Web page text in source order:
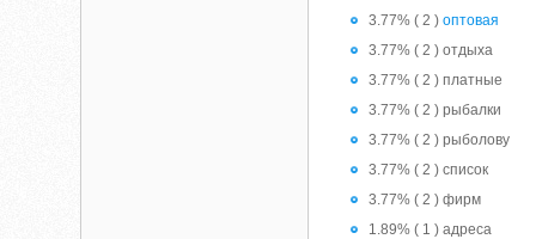
3.77% ( 2 )оптовая
3.77% ( 2 ) отдыха
3.77% ( 2 ) платные
3.77% ( 2 ) рыбалки
3.77% ( 2 ) рыболову
3.77% ( 2 ) список
3.77% ( 2 ) фирм
1.89% ( 1 ) адреса